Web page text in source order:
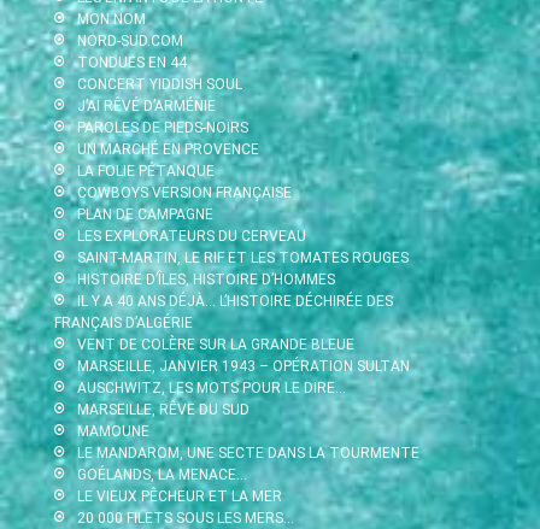
MON NOM
NORD-SUD.COM
TONDUES EN 44
CONCERT YIDDISH SOUL
J’AI RÊVÉ D’ARMÉNIE
PAROLES DE PIEDS-NOIRS
UN MARCHÉ EN PROVENCE
LA FOLIE PÉTANQUE
COWBOYS VERSION FRANÇAISE
PLAN DE CAMPAGNE
LES EXPLORATEURS DU CERVEAU
SAINT-MARTIN, LE RIF ET LES TOMATES ROUGES
HISTOIRE D’ÎLES, HISTOIRE D’HOMMES
IL Y A 40 ANS DÉJÀ… L’HISTOIRE DÉCHIRÉE DES
FRANÇAIS D’ALGÉRIE
VENT DE COLÈRE SUR LA GRANDE BLEUE
MARSEILLE, JANVIER 1943 – OPÉRATION SULTAN
AUSCHWITZ, LES MOTS POUR LE DIRE…
MARSEILLE, RÊVE DU SUD
MAMOUNE
LE MANDAROM, UNE SECTE DANS LA TOURMENTE
GOÉLANDS, LA MENACE…
LE VIEUX PÊCHEUR ET LA MER
20 000 FILETS SOUS LES MERS…